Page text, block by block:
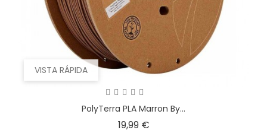
VISTA RÁPIDA
PolyTerra PLA Marron By...
19,99 €Precio